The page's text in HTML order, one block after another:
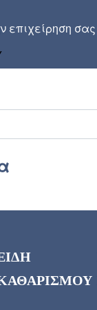
επιχείρηση σας